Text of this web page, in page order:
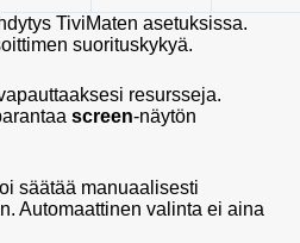
TiviMaten asetuksissa.
suorituskykyä.
resursseja.
screen-näytön
säätää manuaalisesti
Automaattinen valinta ei aina